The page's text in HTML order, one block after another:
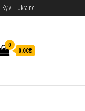
Kyiv – Ukraine
0
0.00₴